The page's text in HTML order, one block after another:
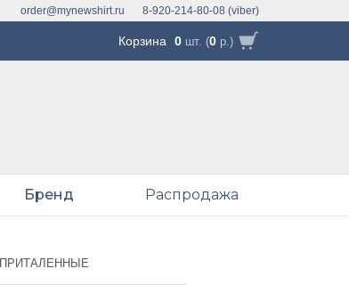
8-920-214-80-08 (viber)
order@mynewshirt.ru
Корзина 0 шт. (0 р.)
Бренд Распродажа
ПРИТАЛЕННЫЕ